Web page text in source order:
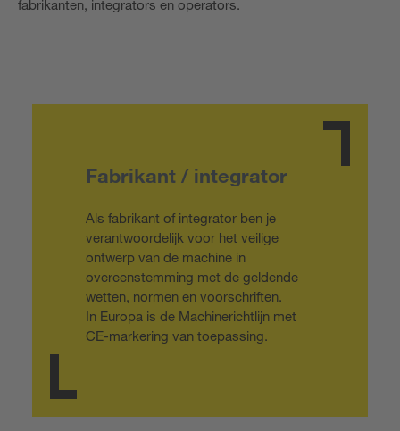
fabrikanten, integrators en operators.
Fabrikant / integrator
Als fabrikant of integrator ben je
verantwoordelijk voor het veilige
ontwerp van de machine in
overeenstemming met de geldende
wetten, normen en voorschriften.
In Europa is de Machinerichtlijn met
CE-markering van toepassing.